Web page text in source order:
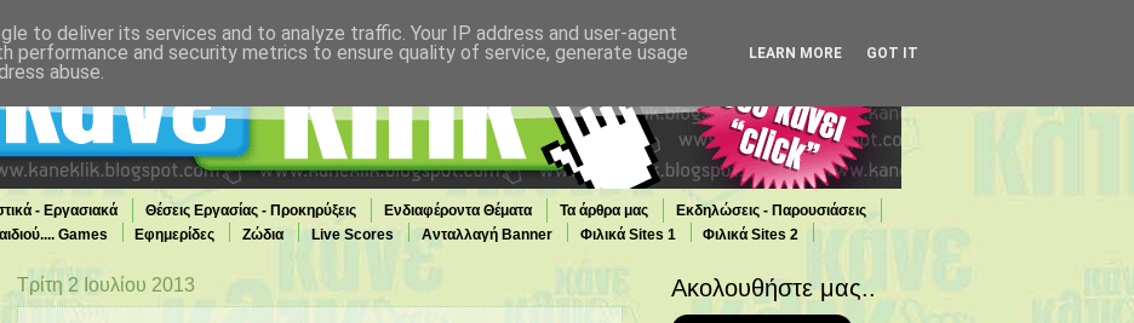
- Εργασιακά Θέσεις Εργασίας - Προκηρύξεις Ενδιαφέροντα Θέματα Τα άρθρα μας
Εκδηλώσεις - Παρουσιάσεις
Games Εφημερίδες Ζώδια Live Scores Ανταλλαγή Banner Φιλικά Sites 1
Φιλικά Sites 2
Τρίτη 2 Ιουλίου 2013 Ακολουθήστε μας..
to deliver its services and to analyze traffic. Your IP address and user-agent
performance and security metrics to ensure quality of service, generate usage
abuse.
LEARN MORE GOT IT